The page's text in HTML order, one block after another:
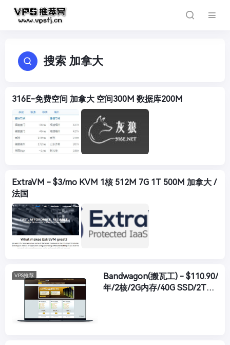
搜索 加拿大
316E-免费空间 加拿大 空间300M 数据库200M
ExtraVM - $3/mo KVM 1核 512M 7G 1T 500M 加拿大 /
法国
VPS推荐
Bandwagon(搬瓦工) - $110.90/
年/2核/2G内存/40G SSD/2T流